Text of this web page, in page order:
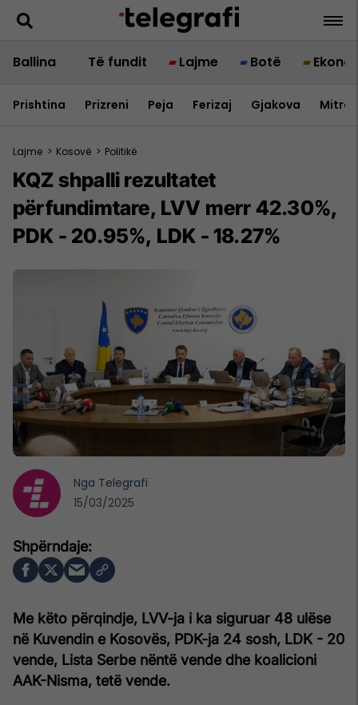
Ballina Të fundit Lajme Botë
Prishtina Prizreni Peja Ferizaj Gjakova
Lajme > Kosovë > Politikë
KQZ shpalli rezultatet
përfundimtare, LVV merr 42.30%,
PDK - 20.95%, LDK - 18.27%
Me këto përqindje, LVV-ja i ka siguruar 48 ulëse
në Kuvendin e Kosovës, PDK-ja 24 sosh, LDK - 20
vende, Lista Serbe nëntë vende dhe koalicioni
AAK-Nisma, tetë vende.
Nga Telegrafi
15/03/2025